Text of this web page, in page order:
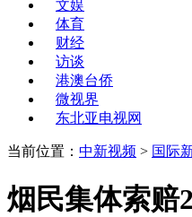
文娱
体育
财经
访谈
港澳台侨
微视界
东北亚电视网
当前位置： 中新视频 > 国际
烟民集体索赔